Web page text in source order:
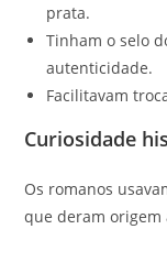
prata.
Tinham o selo
autenticidade.
Facilitavam
Curiosidade
Os romanos
que deram